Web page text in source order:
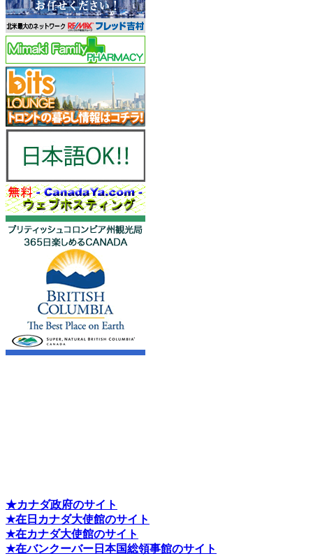
★カナダ政府のサイト
★在日カナダ大使館のサイト
★在カナダ大使館のサイト
★在バンクーバー日本国総領事館のサイト